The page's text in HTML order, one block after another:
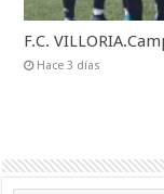
F.C.
Hace 3 días